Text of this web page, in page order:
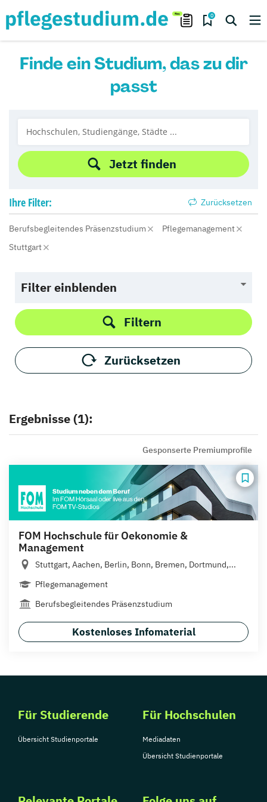
0
Finde ein Studium, das zu dir
passt
Jetzt finden
Ihre Filter: Zurücksetzen
Berufsbegleitendes Präsenzstudium
Pflegemanagement
Stuttgart
Filter einblenden
Filtern
Zurücksetzen
Ergebnisse (1):
Gesponserte Premiumprofile
FOM Hochschule für Oekonomie &
Management
Stuttgart, Aachen, Berlin, Bonn, Bremen, Dortmund,...
Pflegemanagement
Berufsbegleitendes Präsenzstudium
Kostenloses Infomaterial
Für Studierende
Übersicht Studienportale
Für Hochschulen
Mediadaten
Übersicht Studienportale